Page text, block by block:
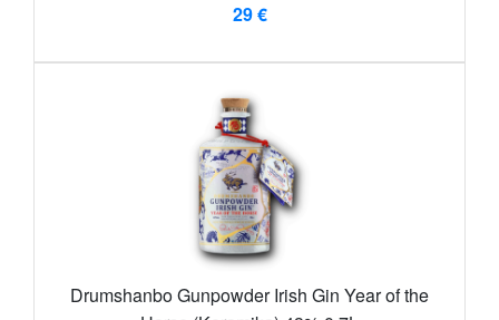
29 €
Drumshanbo Gunpowder Irish Gin Year of the